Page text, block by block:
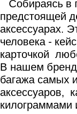
Собираясь в
предстоящей
аксессуарах.
человека -
карточкой
В нашем
багажа самых
аксессуаров,